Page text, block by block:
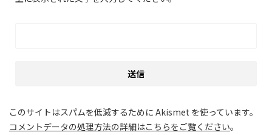
このサイトはスパムを低減するために Akismet を使っています。
コメントデータの処理方法の詳細はこちらをご覧ください。